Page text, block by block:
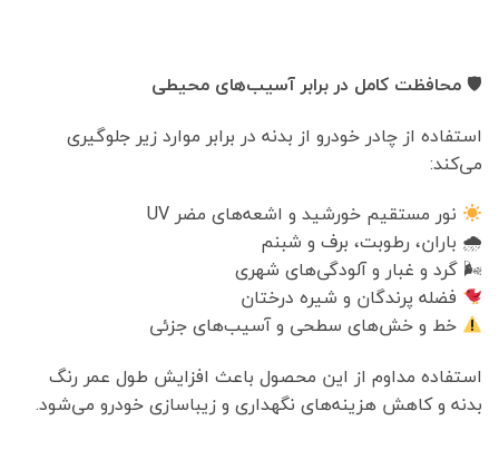
🛡 محافظت کامل در برابر آسیب‌های محیطی
استفاده از چادر خودرو از بدنه در برابر موارد زیر جلوگیری
می‌کند:
نور مستقیم خورشید و اشعه‌های مضر UV
🌧 باران، رطوبت، برف و شبنم
🌬 گرد و غبار و آلودگی‌های شهری
فضله پرندگان و شیره درختان
خط و خش‌های سطحی و آسیب‌های جزئی
استفاده مداوم از این محصول باعث افزایش طول عمر رنگ
بدنه و کاهش هزینه‌های نگهداری و زیباسازی خودرو می‌شود.